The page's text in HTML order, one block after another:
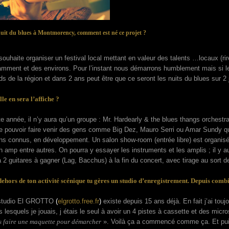
du blues à Montmorency, comment est né ce projet ?
organiser un festival local mettant en valeur des talents …locaux
et des environs. Pour l’instant nous démarrons humblement mais si
de la région et dans 2 ans peut être que ce seront les nuits du blues sur
en sera l’affiche ?
année, il n’y aura qu’un groupe : Mr. Hardearly & the blues thangs
pouvoir faire venir des gens comme Big Dez, Mauro Serri ou Amar Sundy
connus, en développement. Un salon show-room (entrée libre) est
amp entre autres. On pourra y essayer les instruments et les amplis ; il y
2 guitares à gagner (Lag, Bacchus) à la fin du concert, avec tirage au sort
de ton activité scénique tu gères un studio d’enregistrement. Depuis
El GROTTO(elgrotto.free.fr)existe depuis 15 ans déjà. En fait j’ai
lesquels je jouais, j étais le seul à avoir un 4 pistes à cassette et des
faire une maquette pour démarcher». Voilà ça a commencé comme ça. Et